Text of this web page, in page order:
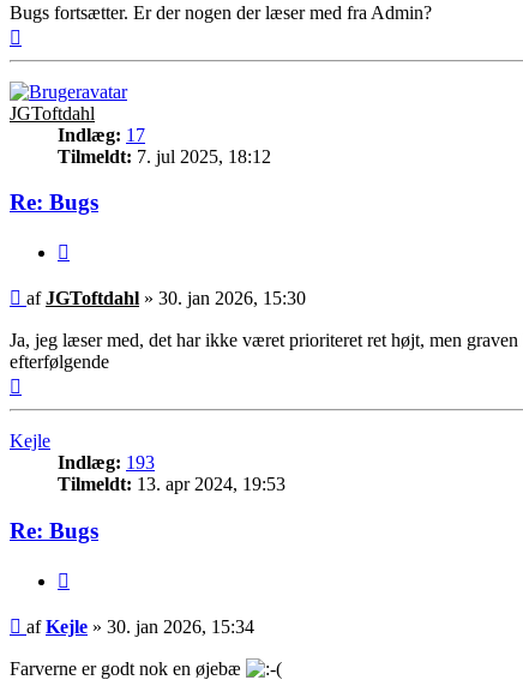
Bugs fortsætter. Er der nogen der læser med fra Admin?
JGToftdahl
Indlæg: 17
Tilmeldt: 7. jul 2025, 18:12
Re: Bugs
Indlæg
afJGToftdahl » 30. jan 2026, 15:30
Ja, jeg læser med, det har ikke været prioriteret ret højt, men
efterfølgende
Kejle
Indlæg: 193
Tilmeldt: 13. apr 2024, 19:53
Re: Bugs
Indlæg
afKejle » 30. jan 2026, 15:34
Farverne er godt nok en øjebæ